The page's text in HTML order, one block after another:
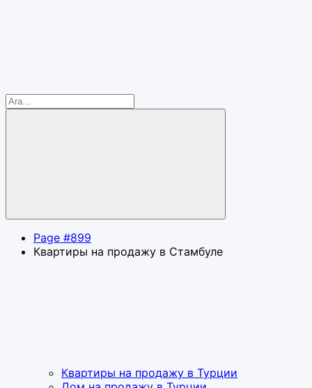
Page #899
Квартиры на продажу в Стамбуле
Квартиры на продажу в Турции